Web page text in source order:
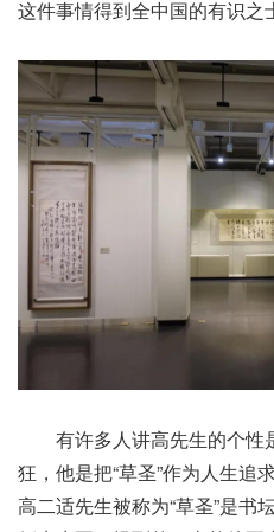
这件事情得到全中国的有识之
有许多人讲高先生的个性
狂，他是把“草圣”作为人生追
高二适先生被称为“草圣”是书